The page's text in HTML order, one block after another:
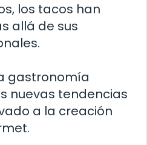
los tacos han
allá de sus
gastronomía
nuevas tendencias
a la creación